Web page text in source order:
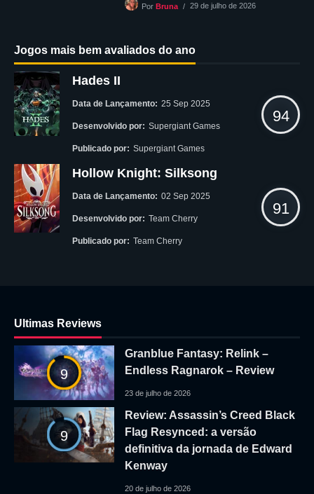
PorBruna 29 de julho de 2026
Jogos mais bem avaliados do ano
Hades II
Data de Lançamento: 25 Sep 2025
Desenvolvido por: Supergiant Games
Publicado por: Supergiant Games
94
Hollow Knight: Silksong
Data de Lançamento: 02 Sep 2025
Desenvolvido por: Team Cherry
Publicado por: Team Cherry
91
Ultimas Reviews
9
Granblue Fantasy: Relink –
Endless Ragnarok – Review
23 de julho de 2026
9
Review: Assassin’s Creed Black
Flag Resynced: a versão
definitiva da jornada de Edward
Kenway
20 de julho de 2026